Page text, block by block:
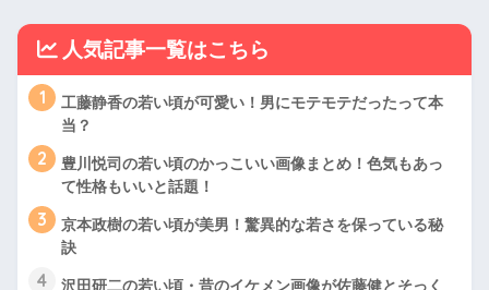
人気記事一覧はこちら
1
工藤静香の若い頃が可愛い！男にモテモテだったって本
当？
2
豊川悦司の若い頃のかっこいい画像まとめ！色気もあっ
て性格もいいと話題！
3
京本政樹の若い頃が美男！驚異的な若さを保っている秘
訣
4 沢田研二の若い頃・昔のイケメン画像が佐藤健とそっく